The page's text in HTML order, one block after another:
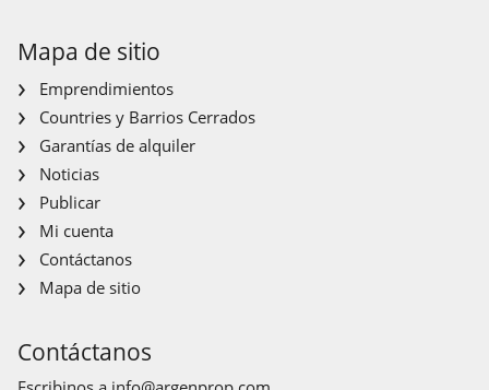
Mapa de sitio
Emprendimientos
Countries y Barrios Cerrados
Garantías de alquiler
Noticias
Publicar
Mi cuenta
Contáctanos
Mapa de sitio
Contáctanos